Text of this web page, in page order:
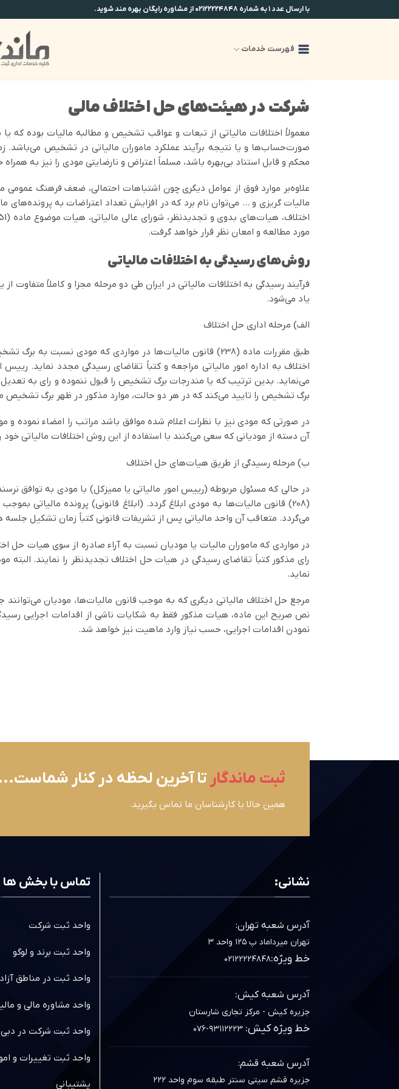
to
با ارسال عدد ۱ به شماره ۰۲۱۲۲۲۲۴۸۴۸ از مشاوره رایگان بهره مند شوید.
فهرست خدمات
شرکت در هیئت‌های حل اختلاف مالی
معمولاً اختلافات مالیاتی از تبعات و عواقب تشخیص و مطالبه مالیات بوده که
صورت‌حساب‌ها و یا نتیجه برآیند عملکرد ماموران مالیاتی در تشخیص می‌باشد.
محکم و قابل استناد بی‌بهره باشد، مسلماً اعتراض و نارضایتی مودی را نیز به
علاوه‌بر موارد فوق از عوامل دیگری چون اشتباهات احتمالی، ضعف فرهنگ عمومی
مالیات گریزی و … می‌توان نام برد که در افزایش تعداد اعتراضات به پرونده‌های
مورد مطالعه و امعان نظر قرار خواهد گرفت.
روش‌های رسیدگی به اختلافات مالیاتی
فرآیند رسیدگی به اختلافات مالیاتی در ایران طی دو مرحله مجزا و کاملاً
یاد می‌شود.
الف) مرحله اداری حل اختلاف
طبق مقررات ماده (238) قانون مالیات‌ها در مواردی که مودی
اختلاف به اداره امور مالیاتی مراجعه و کتباً تقاضای رسیدگی مجدد نماید.
می‌نماید. بدین ترتیب که یا مندرجات برگ تشخیص را قبول ننموده و رای به
برگ تشخیص را تایید می‌کند که در هر دو حالت، موارد مذکور در ظهر برگ
در صورتی که مودی نیز با نظرات اعلام شده موافق باشد مراتب را امضاء نموده
آن دسته از مودیانی که سعی می‌کنند با استفاده از این روش اختلافات مالیاتی خود
ب) مرحله رسیدگی از طریق هیات‌های حل اختلاف
می‌گردد. متعاقب آن واحد مالیاتی پس از تشریفات قانونی کتباً زمان تشکیل جلسه
رای مذکور کتباً تقاضای رسیدگی در هیات حل اختلاف تجدیدنظر را نمایند.
نماید.
نص صریح این ماده، هیات مذکور فقط به شکایات ناشی از اقدامات اجرایی
نمودن اقدامات اجرایی، حسب نیاز وارد ماهیت نیز خواهد شد.
ثبت ماندگار تا آخرین لحظه در کنار
همین حالا با کارشناسان ما تماس بگیرید.
نشانی:
آدرس شعبه تهران:
تهران میرداماد پ ۱۲۵ واحد ۳
خط ویژه:۰۲۱۲۲۲۲۴۸۴۸
آدرس شعبه کیش:
جزیره کیش - مرکز تجاری شارستان
خط ویژه کیش: ۰۷۶-۹۳۱۱۲۲۲۳
آدرس شعبه قشم:
جزیره قشم سیتی سنتر طبقه سوم واحد ۲۲۲
تماس با بخش ها
واحد ثبت شرکت
واحد ثبت برند و لوگو
واحد ثبت در مناطق آزاد
واحد مشاوره مالی و
واحد ثبت شرکت در
واحد ثبت تغییرات و
پشتیبانی